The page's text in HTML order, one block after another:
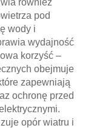
również
pod
wody i
wydajność
korzyść –
obejmuje
zapewniają
ochronę przed
opór wiatru i